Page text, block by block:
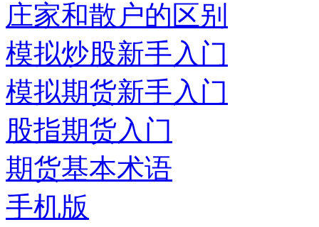
庄家和散户的区别
模拟炒股新手入门
模拟期货新手入门
股指期货入门
期货基本术语
手机版